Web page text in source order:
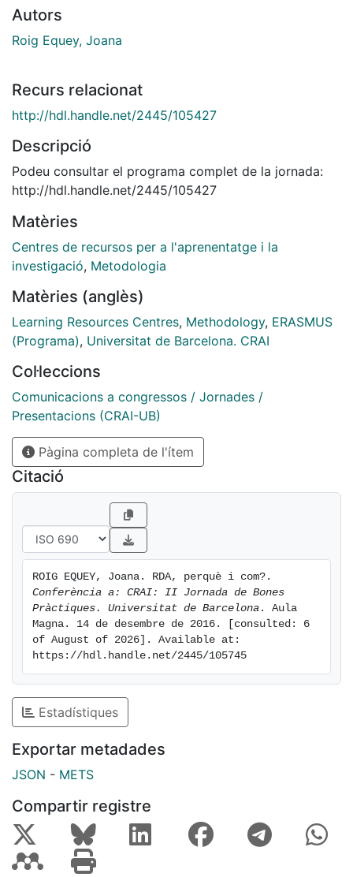
Autors
Roig Equey, Joana
Recurs relacionat
http://hdl.handle.net/2445/105427
Descripció
Podeu consultar el programa complet de la jornada:
http://hdl.handle.net/2445/105427
Matèries
Centres de recursos per a l'aprenentatge i la
investigació, Metodologia
Matèries (anglès)
Learning Resources Centres, Methodology, ERASMUS
(Programa), Universitat de Barcelona. CRAI
Col·leccions
Comunicacions a congressos / Jornades /
Presentacions (CRAI-UB)
Pàgina completa de l'ítem
Citació
Conferència a: CRAI: II Jornada de Bones
Pràctiques. Universitat de Barcelona . Aula
Magna. 14 de desembre de 2016. [consulted: 6
of August of 2026]. Available at:
https://hdl.handle.net/2445/105745
Estadístiques
Exportar metadades
JSON - METS
Compartir registre